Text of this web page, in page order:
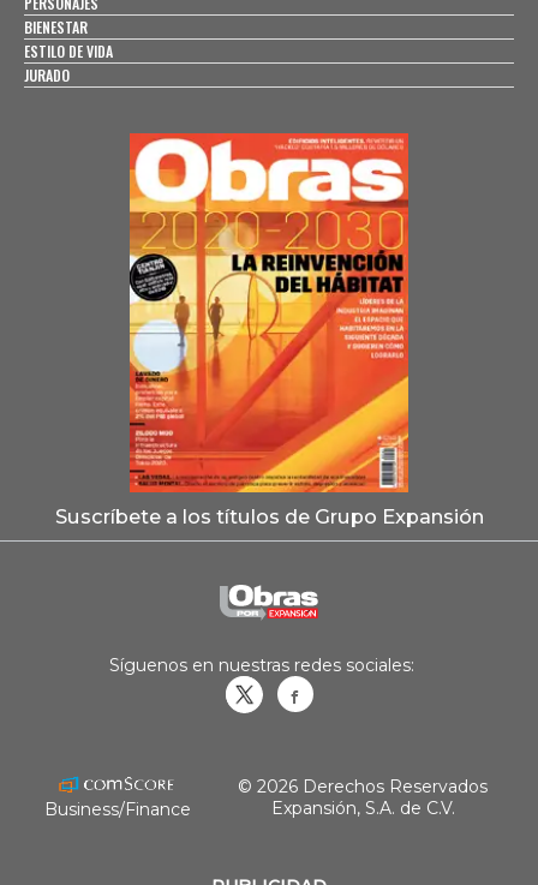
BIENESTAR
ESTILO DE VIDA
JURADO
Suscríbete a los títulos de Grupo Expansión
Síguenos en nuestras redes sociales:
Business/Finance
© 2026 Derechos Reservados
Expansión, S.A. de C.V.